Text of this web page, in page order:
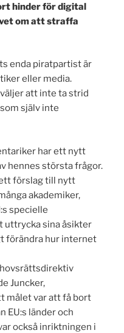
hinder för digital
om att straffa
enda piratpartist är
eller media.
att inte ta strid
själv inte
har ett nytt
hennes största frågor.
förslag till nytt
akademiker,
specielle
sina åsikter
förändra hur internet
Juncker,
målet var att få bort
EU:s länder och
också inriktningen i